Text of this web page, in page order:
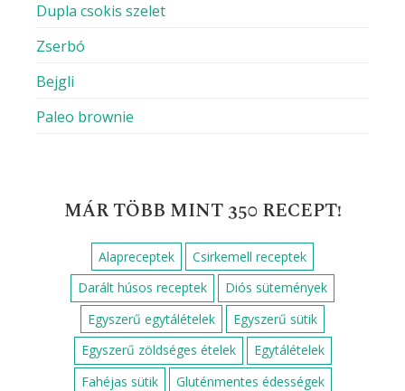
Dupla csokis szelet
Zserbó
Bejgli
Paleo brownie
MÁR TÖBB MINT 350 RECEPT!
Alapreceptek
Csirkemell receptek
Darált húsos receptek
Diós sütemények
Egyszerű egytálételek
Egyszerű sütik
Egyszerű zöldséges ételek
Egytálételek
Fahéjas sütik
Gluténmentes édességek